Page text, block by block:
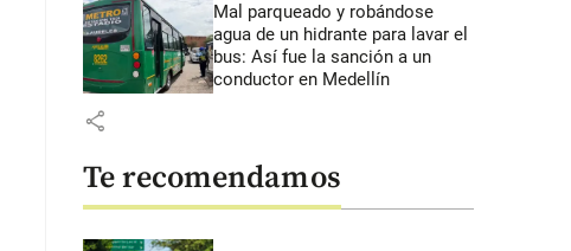
Mal parqueado y robándose
agua de un hidrante para lavar el
bus: Así fue la sanción a un
conductor en Medellín
share
Te recomendamos